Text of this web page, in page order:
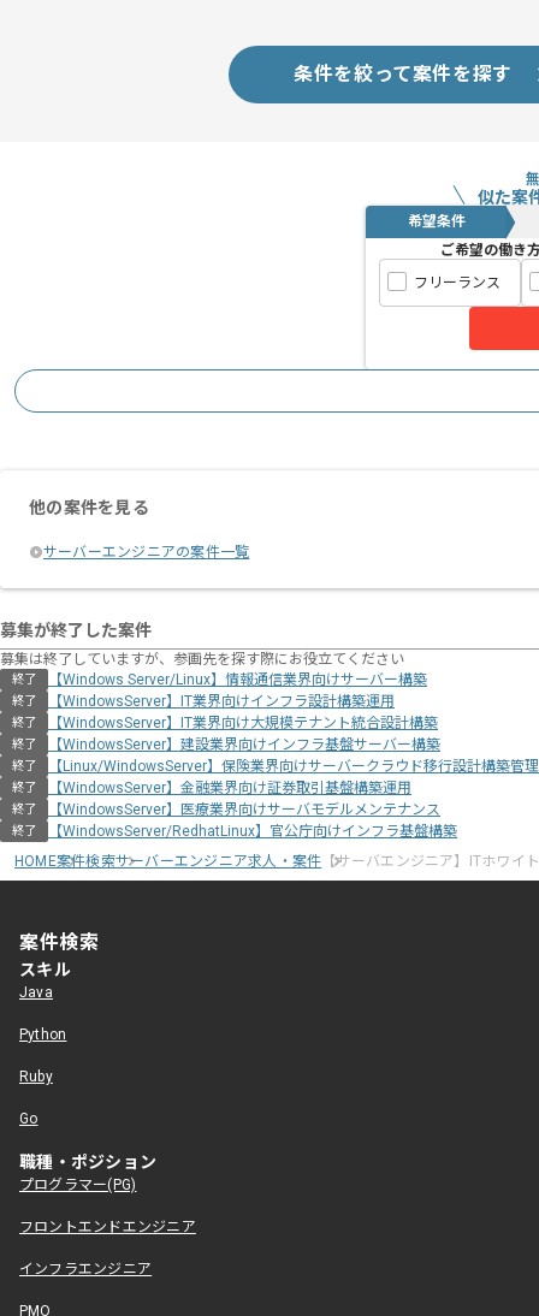
条件を絞って案件を探す
似た案
希望条件
ご希望の働き
フリーランス
他の案件を見る
サーバーエンジニアの案件一覧
募集が終了した案件
募集は終了していますが、参画先を探す際にお役立てください
終了 【Windows Server/Linux】情報通信業界向けサーバー構築
終了 【WindowsServer】IT業界向けインフラ設計構築運用
終了 【WindowsServer】IT業界向け大規模テナント統合設計構築
終了 【WindowsServer】建設業界向けインフラ基盤サーバー構築
終了 【Linux/WindowsServer】保険業界向けサーバークラウド移行設計構築管理
終了 【WindowsServer】金融業界向け証券取引基盤構築運用
終了 【WindowsServer】医療業界向けサーバモデルメンテナンス
終了
【WindowsServer/RedhatLinux】官公庁向けインフラ基盤構築
HOME案件検索サーバーエンジニア求人・案件 【サーバエンジニア】ITホワイ
案件検索
スキル
Java
Python
Ruby
Go
職種・ポジション
プログラマー(PG)
フロントエンドエンジニア
インフラエンジニア
PMO